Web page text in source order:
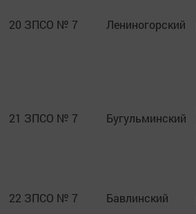
20 ЗПСО № 7 Лениногорский
21 ЗПСО № 7 Бугульминский
22 ЗПСО № 7 Бавлинский